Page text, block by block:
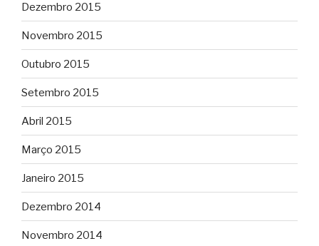
Dezembro 2015
Novembro 2015
Outubro 2015
Setembro 2015
Abril 2015
Março 2015
Janeiro 2015
Dezembro 2014
Novembro 2014